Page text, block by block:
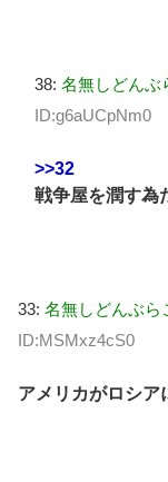
38: 名無しどんぶ
ID:g6aUCpNm0
>>32
戦争屋を潤す為
33: 名無しどんぶら
ID:MSMxz4cS0
アメリカがロシア